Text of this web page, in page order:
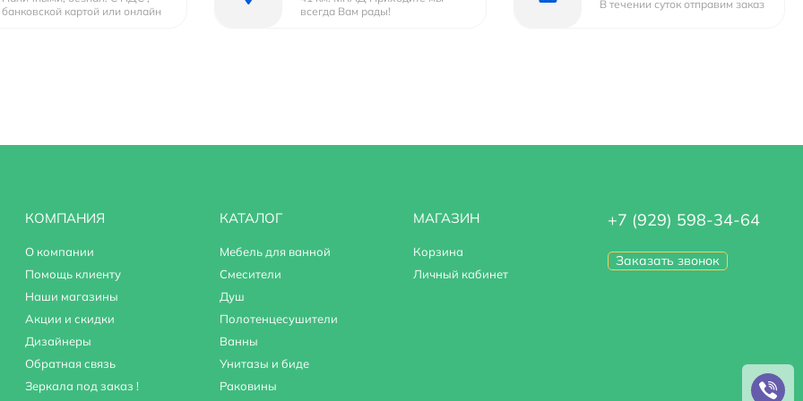
банковской картой или онлайн
всегда Вам рады!
В течении суток отправим заказ
КОМПАНИЯ
О компании
Помощь клиенту
Наши магазины
Акции и скидки
Дизайнеры
Обратная связь
Зеркала под заказ !
КАТАЛОГ
Мебель для ванной
Смесители
Душ
Полотенцесушители
Ванны
Унитазы и биде
Раковины
МАГАЗИН
Корзина
Личный кабинет
+7 (929) 598-34-64
Заказать звонок